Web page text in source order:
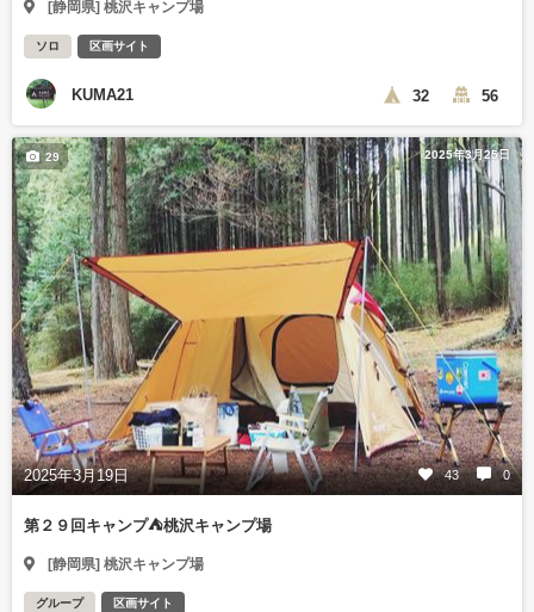
[静岡県] 桃沢キャンプ場
ソロ 区画サイト
KUMA21 32 56
2025年3月25日
2025年3月19日 43 0
29
第２９回キャンプ⛺️桃沢キャンプ場
[静岡県] 桃沢キャンプ場
グループ 区画サイト